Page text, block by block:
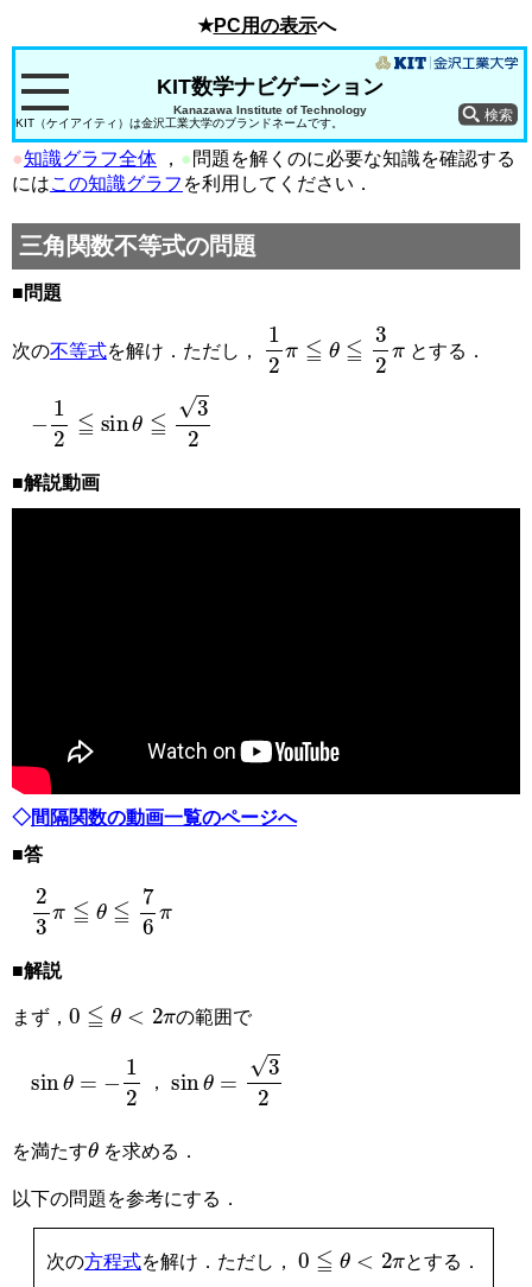
★PC用の表示へ
Kanazawa Institute of Technology
KIT数学ナビゲーション
KIT（ケイアイティ）は金沢工業大学のブランドネームです。
●知識グラフ全体 ， ● 問題を解くのに必要な知識を確認する
にはこの知識グラフ を利用してください．
三角関数不等式の問題
■問題
次の不等式を解け．ただし，
12 ≦ θ≦3 2π
とする．
12 ≦sin ≦ 32
■解説動画
◇間隔関数の動画一覧のページへ
■答
23 ≦ θ≦7 6π
■解説
まず，
0 ≦θ < π
の範囲で
sin θ
，
sin θ 2
を満たす
θ
を求める．
以下の問題を参考にする．
次の方程式を解け．ただし，
0 ≦θ < π
とする．